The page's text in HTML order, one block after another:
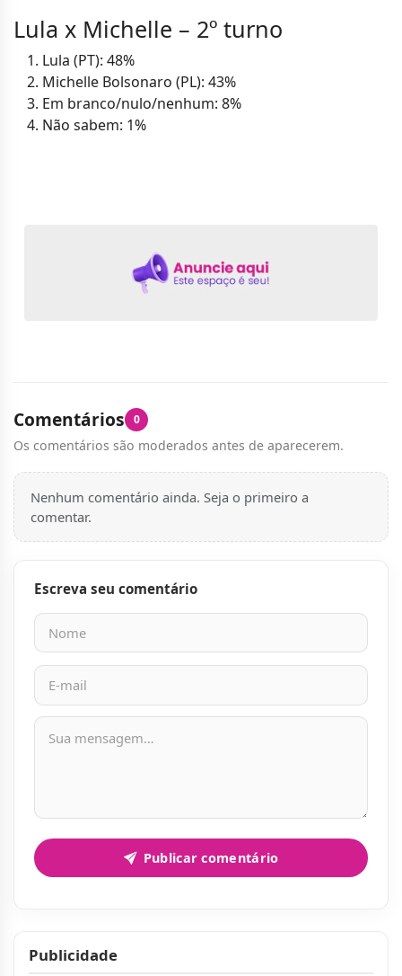
Lula x Michelle – 2º turno
Lula (PT): 48%
Michelle Bolsonaro (PL): 43%
Em branco/nulo/nenhum: 8%
Não sabem: 1%
Comentários 0
Os comentários são moderados antes de aparecerem.
Nenhum comentário ainda. Seja o primeiro a
comentar.
Escreva seu comentário
Nome
E-mail
Mensagem
Publicar comentário
Publicidade